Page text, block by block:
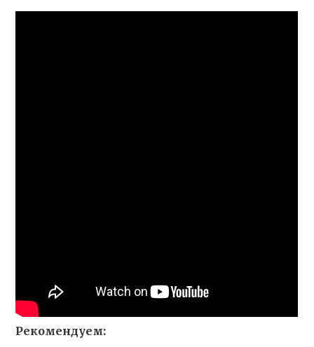
Рекомендуем: